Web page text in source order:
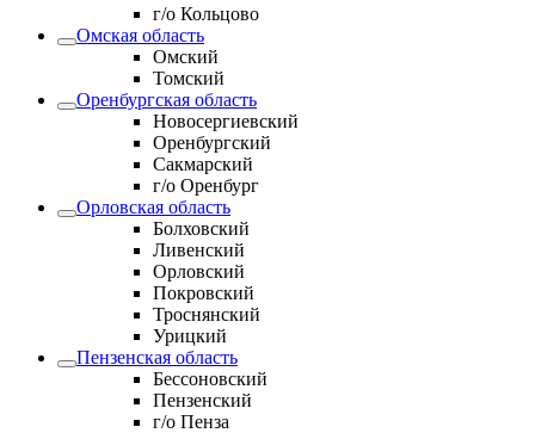
г/о Кольцово
Омская область
Омский
Томский
Оренбургская область
Новосергиевский
Оренбургский
Сакмарский
г/о Оренбург
Орловская область
Болховский
Ливенский
Орловский
Покровский
Троснянский
Урицкий
Пензенская область
Бессоновский
Пензенский
г/о Пенза